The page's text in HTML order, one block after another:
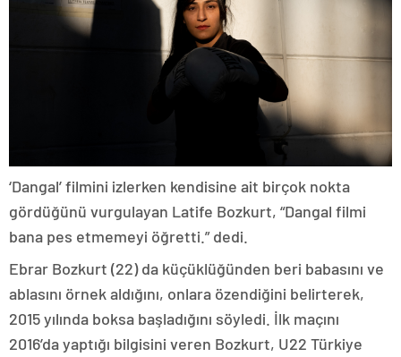
‘Dangal’ filmini izlerken kendisine ait birçok nokta
gördüğünü vurgulayan Latife Bozkurt, “Dangal filmi
bana pes etmemeyi öğretti.” dedi.
Ebrar Bozkurt (22) da küçüklüğünden beri babasını ve
ablasını örnek aldığını, onlara özendiğini belirterek,
2015 yılında boksa başladığını söyledi. İlk maçını
2016’da yaptığı bilgisini veren Bozkurt, U22 Türkiye